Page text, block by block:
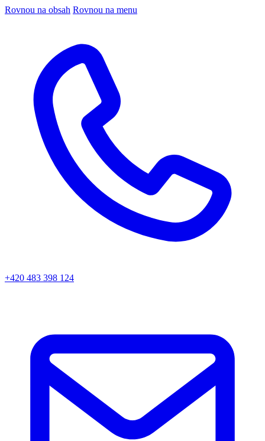
Rovnou na obsah Rovnou na menu
+420 483 398 124